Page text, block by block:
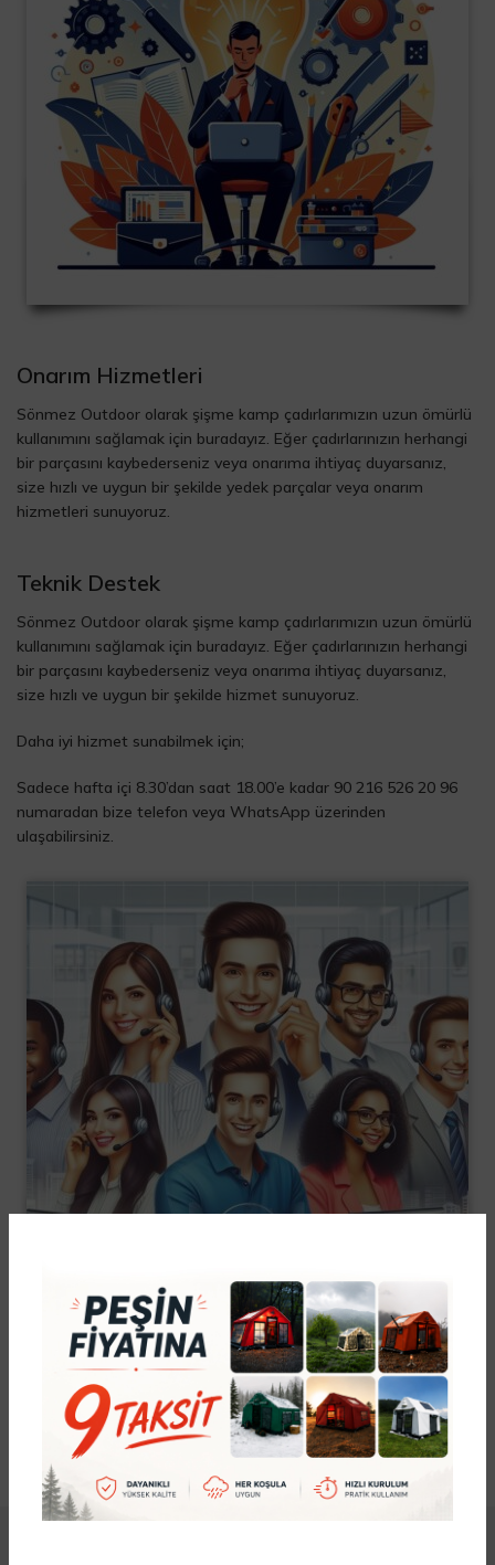
Onarım Hizmetleri
Sönmez Outdoor olarak şişme kamp çadırlarımızın uzun ömürlü
kullanımını sağlamak için buradayız. Eğer çadırlarınızın herhangi
bir parçasını kaybederseniz veya onarıma ihtiyaç duyarsanız,
size hızlı ve uygun bir şekilde yedek parçalar veya onarım
hizmetleri sunuyoruz.
Teknik Destek
Sönmez Outdoor olarak şişme kamp çadırlarımızın uzun ömürlü
kullanımını sağlamak için buradayız. Eğer çadırlarınızın herhangi
bir parçasını kaybederseniz veya onarıma ihtiyaç duyarsanız,
size hızlı ve uygun bir şekilde hizmet sunuyoruz.
Daha iyi hizmet sunabilmek için;
Sadece hafta içi 8.30’dan saat 18.00’e kadar 90 216 526 20 96
numaradan bize telefon veya WhatsApp üzerinden
ulaşabilirsiniz.